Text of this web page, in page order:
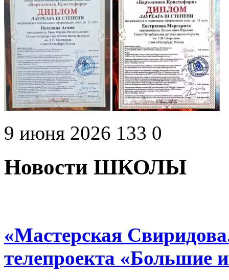
9 июня 2026 133 0
Новости ШКОЛЫ
«Мастерская
телепроекта «Большие